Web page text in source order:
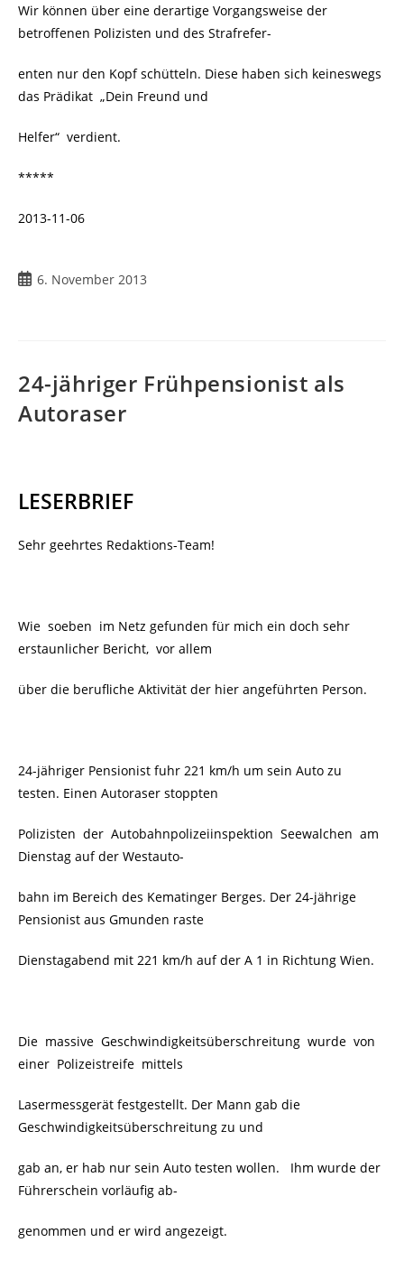
Wir können über eine derartige Vorgangsweise der
betroffenen Polizisten und des Strafrefer-
enten nur den Kopf schütteln. Diese haben sich keineswegs
das Prädikat „Dein Freund und
Helfer“ verdient.
*****
2013-11-06
6. November 2013
24-jähriger Frühpensionist als
Autoraser
LESERBRIEF
Sehr geehrtes Redaktions-Team!
Wie soeben im Netz gefunden für mich ein doch sehr
erstaunlicher Bericht, vor allem
über die berufliche Aktivität der hier angeführten Person.
24-jähriger Pensionist fuhr 221 km/h um sein Auto zu
testen. Einen Autoraser stoppten
Polizisten der Autobahnpolizeiinspektion Seewalchen am
Dienstag auf der Westauto-
bahn im Bereich des Kematinger Berges. Der 24-jährige
Pensionist aus Gmunden raste
Dienstagabend mit 221 km/h auf der A 1 in Richtung Wien.
Die massive Geschwindigkeitsüberschreitung wurde von
einer Polizeistreife mittels
Lasermessgerät festgestellt. Der Mann gab die
Geschwindigkeitsüberschreitung zu und
gab an, er hab nur sein Auto testen wollen. Ihm wurde der
Führerschein vorläufig ab-
genommen und er wird angezeigt.